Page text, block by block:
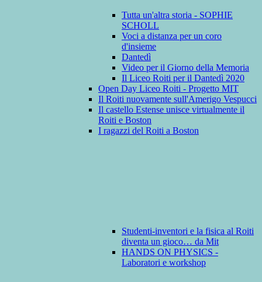
Tutta un'altra storia - SOPHIE
SCHOLL
Voci a distanza per un coro
d'insieme
Dantedì
Video per il Giorno della Memoria
Il Liceo Roiti per il Dantedì 2020
Open Day Liceo Roiti - Progetto MIT
Il Roiti nuovamente sull'Amerigo Vespucci
Il castello Estense unisce virtualmente il
Roiti e Boston
I ragazzi del Roiti a Boston
Studenti-inventori e la fisica al Roiti
diventa un gioco… da Mit
HANDS ON PHYSICS -
Laboratori e workshop